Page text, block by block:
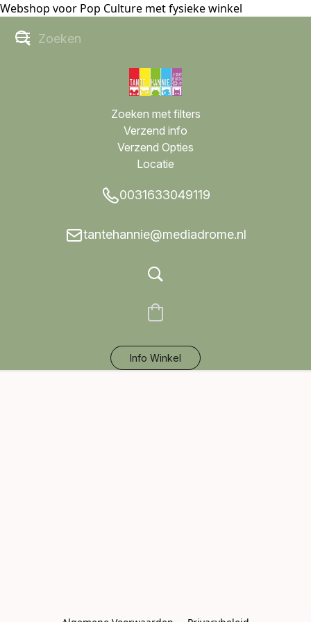
Webshop voor Pop Culture met fysieke winkel
Zoeken met filters
Verzend info
Verzend Opties
Locatie
0031633049119
tantehannie@mediadrome.nl
Info Winkel